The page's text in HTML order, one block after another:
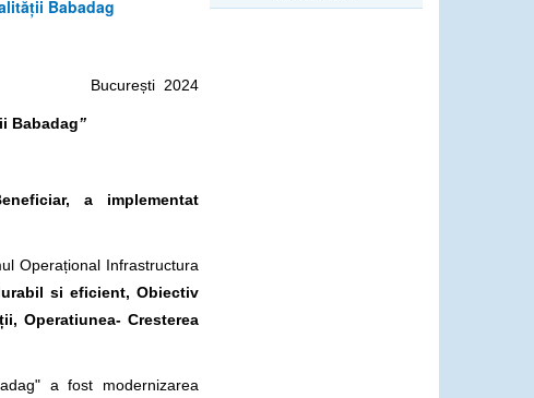
Babadag
București 2024
Babadag”
a implementat
Operațional Infrastructura
si eficient, Obiectiv
Operatiunea- Cresterea
a fost modernizarea